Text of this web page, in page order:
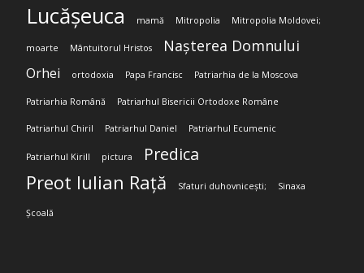
Lucășeuca mamă Mitropolia Mitropolia Moldovei;
moarte Mântuitorul Hristos Nașterea Domnului
Orhei ortodoxia Papa Francisc Patriarhia de la Moscova
Patriarhia Română Patriarhul Bisericii Ortodoxe Române
Patriarhul Chiril Patriarhul Daniel Patriarhul Ecumenic
Patriarhul Kirill pictura Predica
Preot Iulian Rață Sfaturi duhovnicești; Sinaxa
Școală